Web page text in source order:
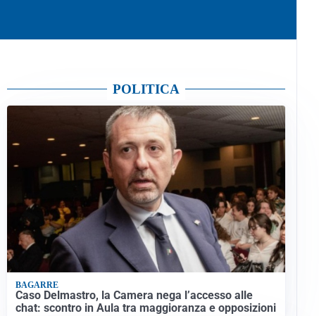
POLITICA
BAGARRE
Caso Delmastro, la Camera nega l’accesso alle
chat: scontro in Aula tra maggioranza e opposizioni